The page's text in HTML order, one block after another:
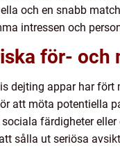
och en snabb
intressen och
för- och
dejting appar har fört
att möta potentiella
sociala färdigheter
sålla ut seriösa